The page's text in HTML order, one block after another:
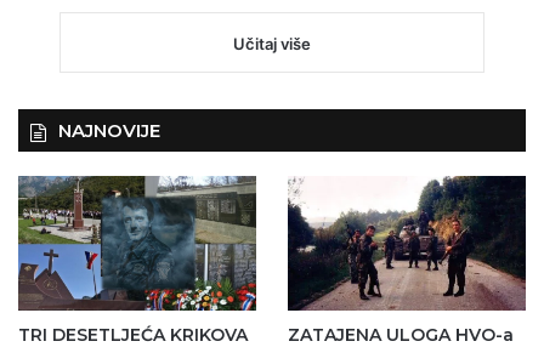
Učitaj više
NAJNOVIJE
TRI DESETLJEĆA KRIKOVA
ZATAJENA ULOGA HVO-a